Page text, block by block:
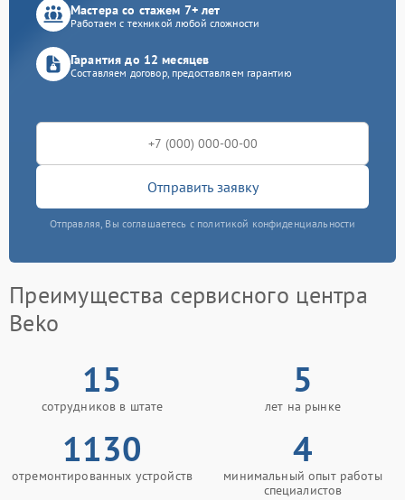
Мастера со стажем 7+ лет
Работаем с техникой любой сложности
Гарантия до 12 месяцев
Составляем договор, предоставляем гарантию
Отправить заявку
Отправляя, Вы соглашаетесь с политикой конфиденциальности
Преимущества сервисного центра
Beko
15
сотрудников в штате
5
лет на рынке
1130
отремонтированных устройств
4
минимальный опыт работы
специалистов